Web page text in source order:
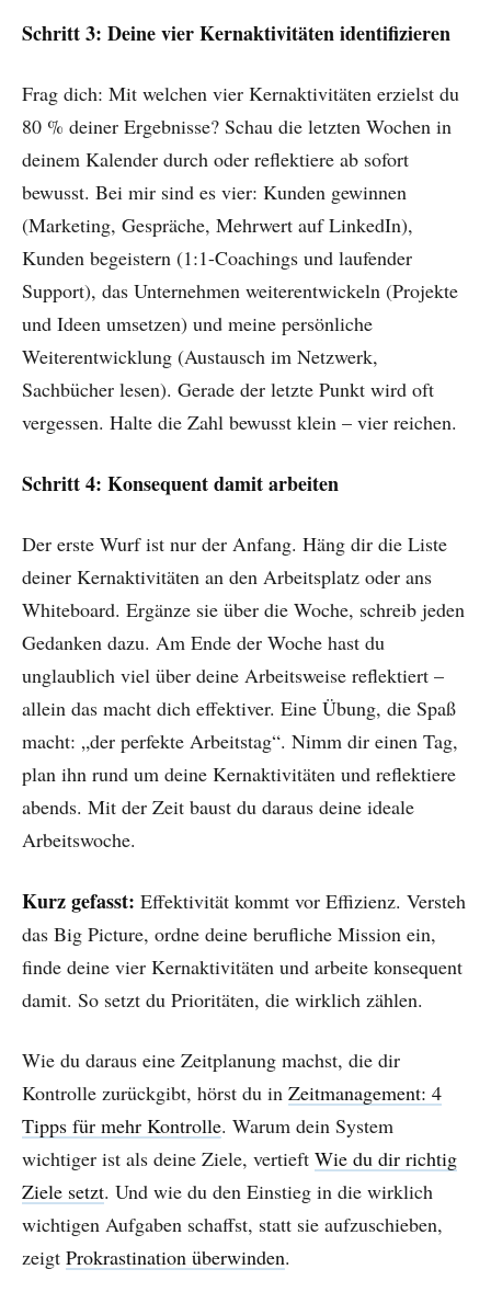
Schritt 3: Deine vier Kernaktivitäten identifizieren
Frag dich: Mit welchen vier Kernaktivitäten erzielst du
80 % deiner Ergebnisse? Schau die letzten Wochen in
deinem Kalender durch oder reflektiere ab sofort
bewusst. Bei mir sind es vier: Kunden gewinnen
(Marketing, Gespräche, Mehrwert auf LinkedIn),
Kunden begeistern (1:1-Coachings und laufender
Support), das Unternehmen weiterentwickeln (Projekte
und Ideen umsetzen) und meine persönliche
Weiterentwicklung (Austausch im Netzwerk,
Sachbücher lesen). Gerade der letzte Punkt wird oft
vergessen. Halte die Zahl bewusst klein – vier reichen.
Schritt 4: Konsequent damit arbeiten
Der erste Wurf ist nur der Anfang. Häng dir die Liste
deiner Kernaktivitäten an den Arbeitsplatz oder ans
Whiteboard. Ergänze sie über die Woche, schreib jeden
Gedanken dazu. Am Ende der Woche hast du
unglaublich viel über deine Arbeitsweise reflektiert –
allein das macht dich effektiver. Eine Übung, die Spaß
macht: „der perfekte Arbeitstag“. Nimm dir einen Tag,
plan ihn rund um deine Kernaktivitäten und reflektiere
abends. Mit der Zeit baust du daraus deine ideale
Arbeitswoche.
Kurz gefasst: Effektivität kommt vor Effizienz. Versteh
das Big Picture, ordne deine berufliche Mission ein,
finde deine vier Kernaktivitäten und arbeite konsequent
damit. So setzt du Prioritäten, die wirklich zählen.
Wie du daraus eine Zeitplanung machst, die dir
Kontrolle zurückgibt, hörst du in Zeitmanagement: 4
Tipps für mehr Kontrolle. Warum dein System
wichtiger ist als deine Ziele, vertieft Wie du dir richtig
Ziele setzt. Und wie du den Einstieg in die wirklich
wichtigen Aufgaben schaffst, statt sie aufzuschieben,
zeigt Prokrastination überwinden.